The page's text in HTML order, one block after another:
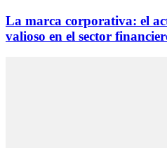
La marca corporativa: el
valioso en el sector